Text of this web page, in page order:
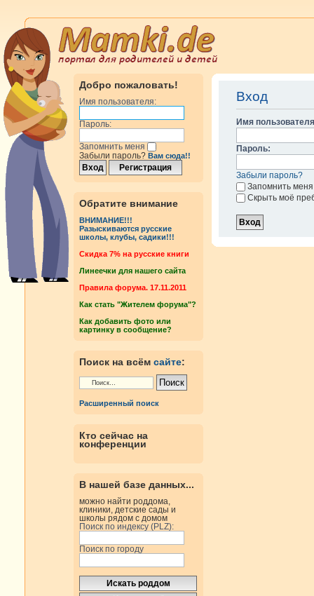
Добро пожаловать!
Имя пользователя:
Пароль:
Запомнить меня
Забыли пароль? Вам сюда!!
Обратите внимание
ВНИМАНИЕ!!!
Разыскиваются русские
школы, клубы, садики!!!
Cкидка 7% на русские книги
Линеечки для нашего сайта
Правила форума. 17.11.2011
Как стать "Жителем форума"?
Как добавить фото или
картинку в сообщение?
Поиск на всём сайте:
Расширенный поиск
Кто сейчас на
конференции
В нашей базе данных...
можно найти роддома,
клиники, детские сады и
школы рядом с домом
Поиск по индексу (PLZ):
Поиск по городу
Вход
Имя
Пароль:
Забыли пароль?
Запомнить меня
Скрыть моё